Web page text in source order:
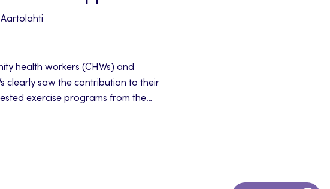
health workers (CHWs) and
clearly saw the contribution to their
exercise programs from the